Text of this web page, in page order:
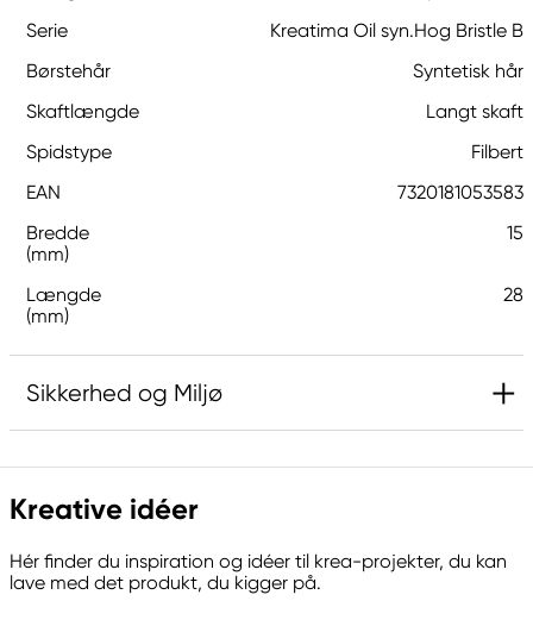
Serie
Kreatima Oil syn.Hog Bristle B
Børstehår
Syntetisk hår
Skaftlængde
Langt skaft
Spidstype
Filbert
EAN
7320181053583
Bredde
(mm)
15
Længde
(mm)
28
Sikkerhed og Miljø
Ansvarlig EU
Kreatima
205 14 Malmö, Sweden
www.panduro.com
Kreative idéer
Hér finder du inspiration og idéer til krea-projekter, du kan
lave med det produkt, du kigger på.